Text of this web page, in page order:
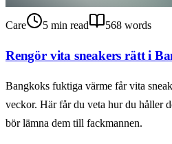
Care 5 min read 568 words
Rengör vita sneakers rätt i
Bangkoks fuktiga värme får vita
veckor. Här får du veta hur du håller
bör lämna dem till fackmannen.